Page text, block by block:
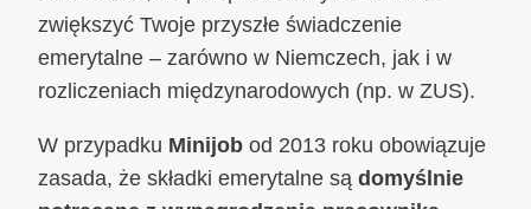
zwiększyć Twoje przyszłe świadczenie
emerytalne – zarówno w Niemczech, jak i w
rozliczeniach międzynarodowych (np. w ZUS).
W przypadku Minijob od 2013 roku obowiązuje
zasada, że składki emerytalne są domyślnie